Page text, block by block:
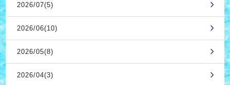
2026/07(5)
2026/06(10)
2026/05(8)
2026/04(3)